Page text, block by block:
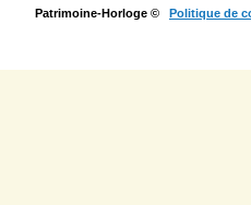
Patrimoine-Horloge © Politique de